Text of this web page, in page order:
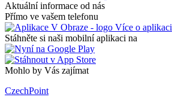
Aktuální informace od nás
Přímo ve vašem telefonu
Více o aplikaci
Stáhněte si naši mobilní aplikaci na
Mohlo by Vás zajímat
CzechPoint